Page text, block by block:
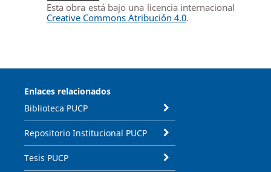
Esta obra está bajo una licencia internacional
Creative Commons Atribución 4.0.
Enlaces relacionados
Biblioteca PUCP
Repositorio Institucional PUCP
Tesis PUCP